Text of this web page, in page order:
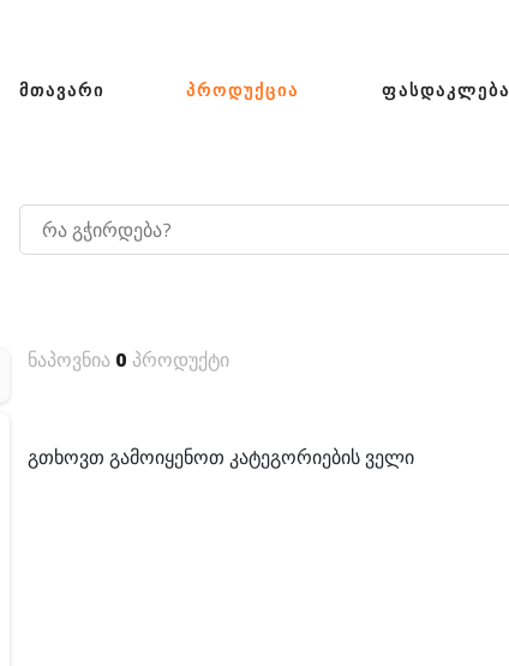
ᲛᲗᲐᲕᲐᲠᲘ ᲞᲠᲝᲓᲣᲥᲪᲘᲐ ᲤᲐᲡᲓᲐᲙᲚᲔᲑᲐ
ნაპოვნია0 პროდუქტი
გთხოვთ გამოიყენოთ კატეგორიების ველი